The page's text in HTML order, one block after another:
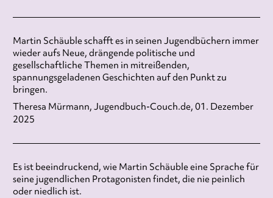
Martin Schäuble schafft es in seinen Jugendbüchern immer
wieder aufs Neue, drängende politische und
gesellschaftliche Themen in mitreißenden,
spannungsgeladenen Geschichten auf den Punkt zu
bringen.
Theresa Mürmann, Jugendbuch-Couch.de, 01. Dezember
2025
Es ist beeindruckend, wie Martin Schäuble eine Sprache für
seine jugendlichen Protagonisten findet, die nie peinlich
oder niedlich ist.